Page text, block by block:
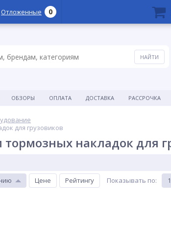
ОБЗОРЫ ОПЛАТА ДОСТАВКА РАССРОЧКА
для грузовиков
накладок для
Цене Рейтингу Показывать по:
Отложенные 0